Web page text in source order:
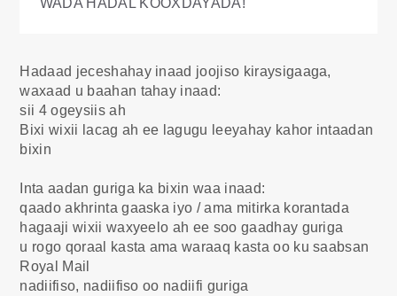
WADA HADAL KOOXDAYADA!
Hadaad jeceshahay inaad joojiso kiraysigaaga,
waxaad u baahan tahay inaad:
sii 4 ogeysiis ah
Bixi wixii lacag ah ee lagugu leeyahay kahor intaadan
bixin
Inta aadan guriga ka bixin waa inaad:
qaado akhrinta gaaska iyo / ama mitirka korantada
hagaaji wixii waxyeelo ah ee soo gaadhay guriga
u rogo qoraal kasta ama waraaq kasta oo ku saabsan
Royal Mail
nadiifiso, nadiifiso oo nadiifi guriga